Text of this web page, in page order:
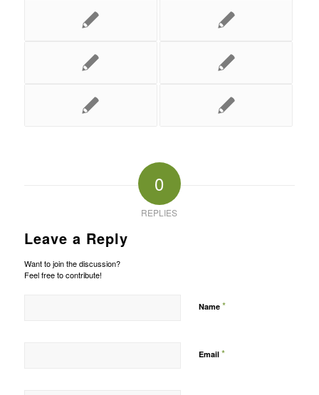
0
REPLIES
Leave a Reply
Want to join the discussion?
Feel free to contribute!
Name *
Email *